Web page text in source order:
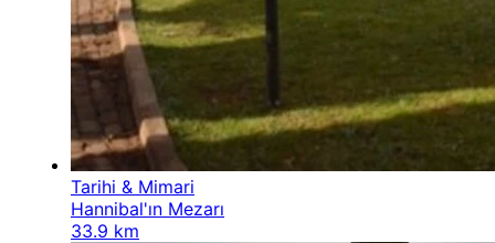
Tarihi & Mimari
Hannibal'ın Mezarı
33.9 km